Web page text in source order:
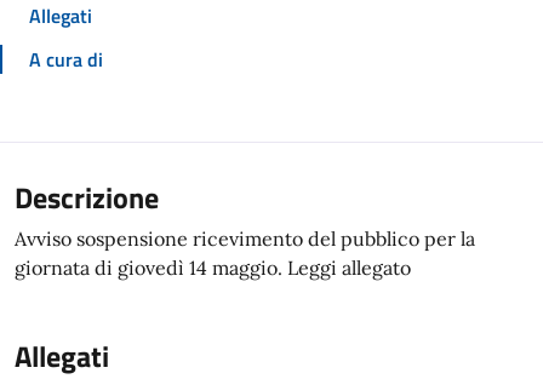
Allegati
A cura di
Descrizione
Avviso sospensione ricevimento del pubblico per la
giornata di giovedì 14 maggio. Leggi allegato
Allegati